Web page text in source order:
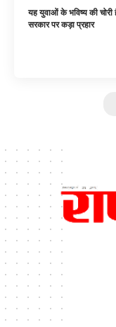
यह युवाओं के भविष्य की चोरी
सरकार पर कड़ा प्रहार